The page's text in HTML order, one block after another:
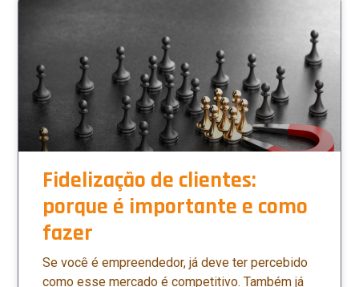
Fidelização de clientes:
porque é importante e como
fazer
Se você é empreendedor, já deve ter percebido
como esse mercado é competitivo. Também já